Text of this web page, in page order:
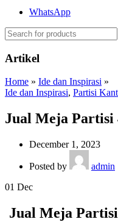
WhatsApp
Artikel
Home » Ide dan Inspirasi »
Ide dan Inspirasi, Partisi
Jual Meja Partisi
December 1, 2023
Posted by
admin
01 Dec
Jual Meja